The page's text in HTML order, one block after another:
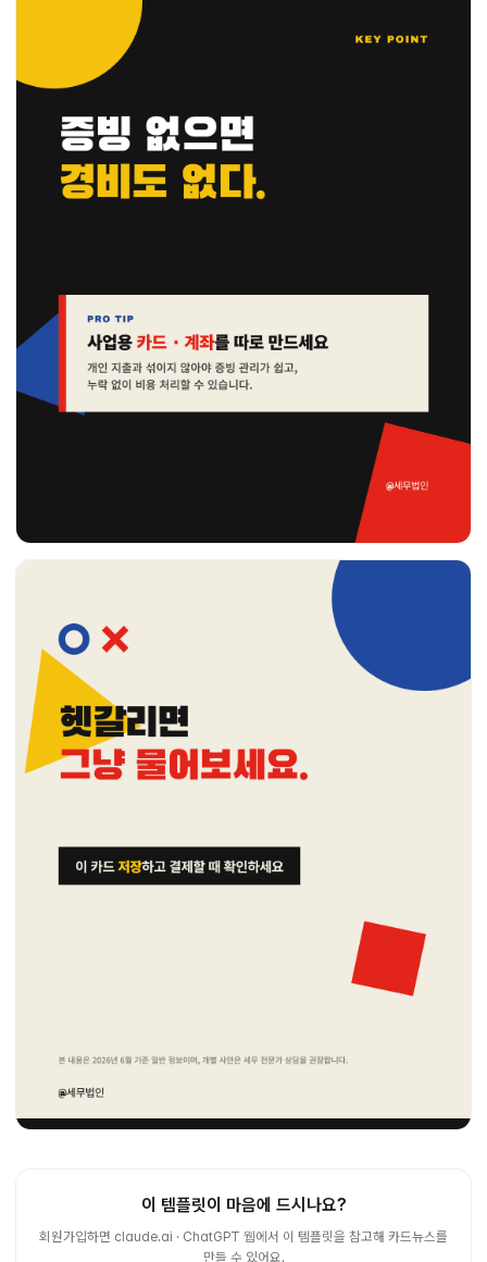
이 템플릿이 마음에 드시나요?
회원가입하면 claude.ai · ChatGPT 웹에서 이 템플릿을 참고해 카드뉴스를
만들 수 있어요.